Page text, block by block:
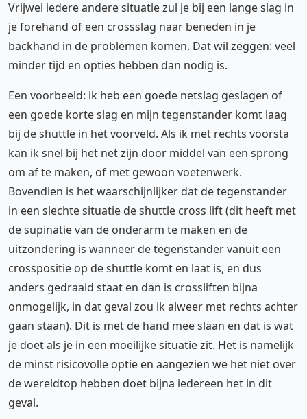
Vrijwel iedere andere situatie zul je bij een lange slag in
je forehand of een crossslag naar beneden in je
backhand in de problemen komen. Dat wil zeggen: veel
minder tijd en opties hebben dan nodig is.
Een voorbeeld: ik heb een goede netslag geslagen of
een goede korte slag en mijn tegenstander komt laag
bij de shuttle in het voorveld. Als ik met rechts voorsta
kan ik snel bij het net zijn door middel van een sprong
om af te maken, of met gewoon voetenwerk.
Bovendien is het waarschijnlijker dat de tegenstander
in een slechte situatie de shuttle cross lift (dit heeft met
de supinatie van de onderarm te maken en de
uitzondering is wanneer de tegenstander vanuit een
crosspositie op de shuttle komt en laat is, en dus
anders gedraaid staat en dan is crossliften bijna
onmogelijk, in dat geval zou ik alweer met rechts achter
gaan staan). Dit is met de hand mee slaan en dat is wat
je doet als je in een moeilijke situatie zit. Het is namelijk
de minst risicovolle optie en aangezien we het niet over
de wereldtop hebben doet bijna iedereen het in dit
geval.